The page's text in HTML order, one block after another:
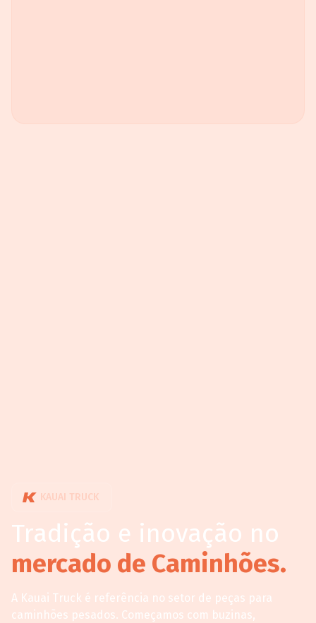
KAUAI TRUCK
Tradição e inovação no
mercado de Caminhões.
A Kauai Truck é referência no setor de peças para
caminhões pesados. Começamos com buzinas,